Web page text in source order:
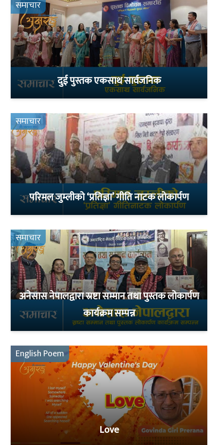
समाचार
दुई पुस्तक एकसाथ सार्वजनिक
समाचार
परिमल जुम्लीको ‘प्रतिज्ञा’ गीति नाटक लोकार्पण
समाचार
अनेसास नेपालद्वारा स्रष्टा सम्मान तथा पुस्तक लोकार्पण
कार्यक्रम सम्पन्न
English Poem
Love